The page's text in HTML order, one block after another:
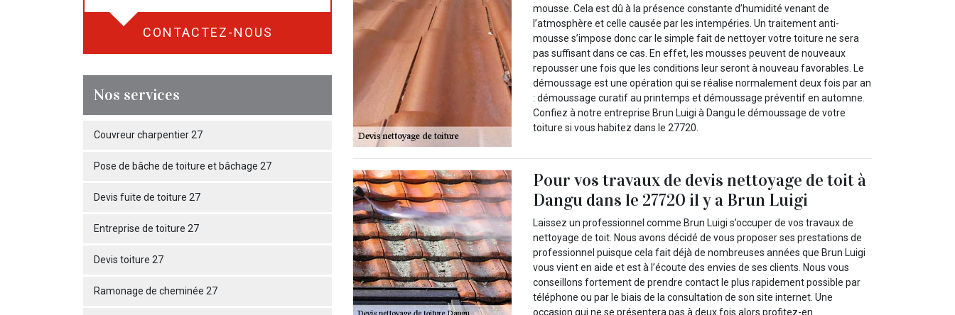
CONTACTEZ-NOUS
Nos services
Couvreur charpentier 27
Pose de bâche de toiture et bâchage 27
Devis fuite de toiture 27
Entreprise de toiture 27
Devis toiture 27
Ramonage de cheminée 27
mousse. Cela est dû à la présence constante d’humidité venant de
l’atmosphère et celle causée par les intempéries. Un traitement anti-
mousse s’impose donc car le simple fait de nettoyer votre toiture ne sera
pas suffisant dans ce cas. En effet, les mousses peuvent de nouveaux
repousser une fois que les conditions leur seront à nouveau favorables. Le
démoussage est une opération qui se réalise normalement deux fois par an
: démoussage curatif au printemps et démoussage préventif en automne.
Confiez à notre entreprise Brun Luigi à Dangu le démoussage de votre
toiture si vous habitez dans le 27720.
Pour vos travaux de devis nettoyage de toit à
Dangu dans le 27720 il y a Brun Luigi
Laissez un professionnel comme Brun Luigi s’occuper de vos travaux de
nettoyage de toit. Nous avons décidé de vous proposer ses prestations de
professionnel puisque cela fait déjà de nombreuses années que Brun Luigi
vous vient en aide et est à l’écoute des envies de ses clients. Nous vous
conseillons fortement de prendre contact le plus rapidement possible par
téléphone ou par le biais de la consultation de son site internet. Une
occasion qui ne se présentera pas à deux fois alors profitez-en.